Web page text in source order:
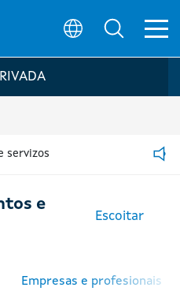
da Xunta de
servizos
e
Escoitar
Empresas e profesionais